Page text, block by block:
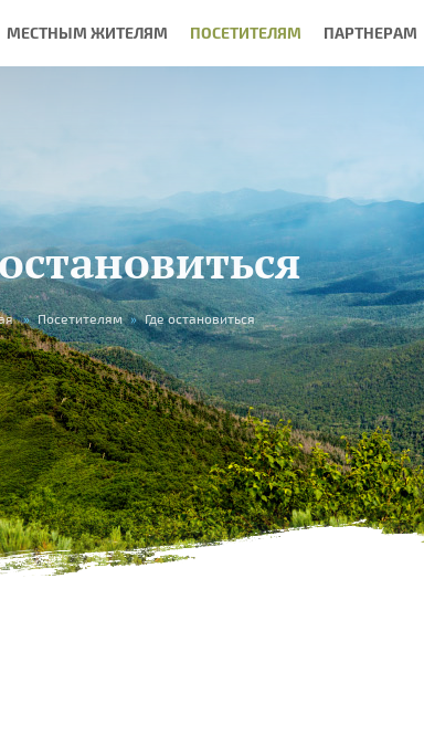
МЕСТНЫМ ЖИТЕЛЯМ ПОСЕТИТЕЛЯМ ПАРТНЕРАМ
» Посетителям » Где остановиться